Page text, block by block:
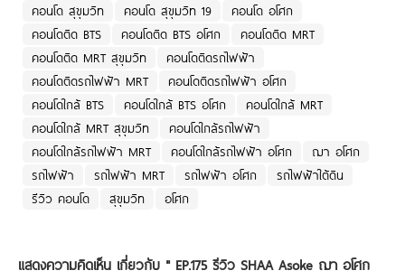
คอนโด สุขุมวิท
คอนโด สุขุมวิท 19
คอนโด อโศก
คอนโดติด BTS
คอนโดติด BTS อโศก
คอนโดติด MRT
คอนโดติด MRT สุขุมวิท
คอนโดติดรถไฟฟ้า
คอนโดติดรถไฟฟ้า MRT
คอนโดติดรถไฟฟ้า อโศก
คอนโดใกล้ BTS
คอนโดใกล้ BTS อโศก
คอนโดใกล้ MRT
คอนโดใกล้ MRT สุขุมวิท
คอนโดใกล้รถไฟฟ้า
คอนโดใกล้รถไฟฟ้า MRT
คอนโดใกล้รถไฟฟ้า อโศก
ฌา อโศก
รถไฟฟ้า
รถไฟฟ้า MRT รถไฟฟ้า อโศก
รถไฟฟ้าใต้ดิน
รีวิว คอนโด
สุขุมวิท อโศก
แสดงความคิดเห็น เกี่ยวกับ " EP.175 รีวิว SHAA Asoke ฌา อโศก